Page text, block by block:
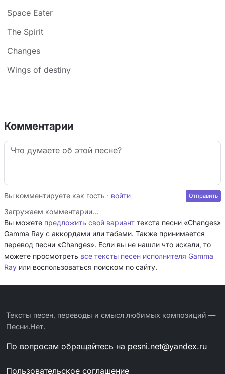
Space Eater
The Spirit
Changes
Wings of destiny
Комментарии
Вы комментируете как гость · войти
Загружаем комментарии…
Вы можете предложить свой вариант текста песни «Changes»
Gamma Ray с аккордами или табами. Также принимается
перевод песни «Changes». Если вы не нашли что искали, то
можете просмотреть все тексты песен исполнителя Gamma
Ray или воспользоваться поиском по сайту.
Тексты песен, переводы и смысл любимых композиций —
Песни.Нет.
По вопросам обращайтесь на pesni.net@yandex.ru
Пользовательское соглашение